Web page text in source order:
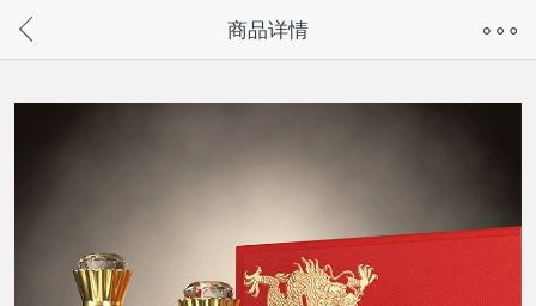
请通过微信或支付宝搜“奇兔客小程序”访问
商品详情